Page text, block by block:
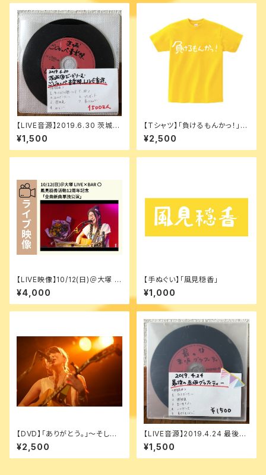
【LIVE音源】2019.6.30 茨城@
びーどりーむ「ごじゃっぺ音楽
祭」
¥1,500
【Tシャツ】「負けるもんかっ！」黄
色
¥2,500
【LIVE映像】10/12(日)＠大塚 LI
VE×BAR 〇 風見穏香活動12周
年記念 「全曲新曲単独公演」
¥4,000
【手ぬぐい】「風見穏香」
¥1,000
【DVD】「ありがとう｡」〜そして、
新しい私に〜
¥2,500
【LIVE音源】2019.4.24 最後の
赤坂グラフィティー
¥1,500